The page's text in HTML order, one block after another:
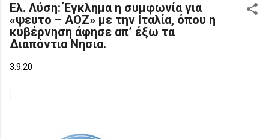
Ελ. Λύση: Έγκλημα η συμφωνία για
«ψευτο – ΑΟΖ» με την Ιταλία, όπου η
κυβέρνηση άφησε απ’ έξω τα
Διαπόντια Νησια.
3.9.20